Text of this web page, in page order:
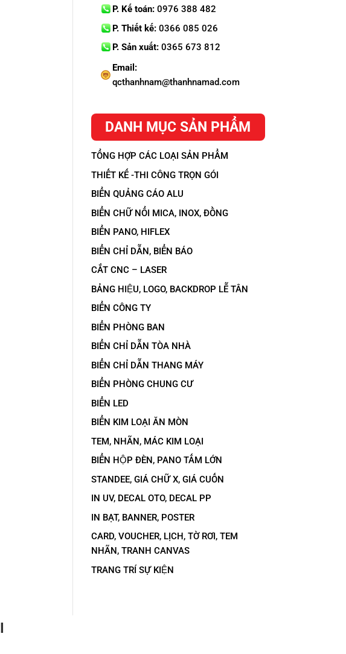
P. Kế toán:0976 388 482
P. Thiết kế:0366 085 026
P. Sản xuất:0365 673 812
Email:
qcthanhnam@thanhnamad.com
DANH MỤC SẢN PHẨM
TỔNG HỢP CÁC LOẠI SẢN PHẨM
THIẾT KẾ -THI CÔNG TRỌN GÓI
BIỂN QUẢNG CÁO ALU
BIỂN CHỮ NỔI MICA, INOX, ĐỒNG
BIỂN PANO, HIFLEX
BIỂN CHỈ DẪN, BIỂN BÁO
CẮT CNC – LASER
BẢNG HIỆU, LOGO, BACKDROP LỄ TÂN
BIỂN CÔNG TY
BIỂN PHÒNG BAN
BIỂN CHỈ DẪN TÒA NHÀ
BIỂN CHỈ DẪN THANG MÁY
BIỂN PHÒNG CHUNG CƯ
BIỂN LED
BIỂN KIM LOẠI ĂN MÒN
TEM, NHÃN, MÁC KIM LOẠI
BIỂN HỘP ĐÈN, PANO TẤM LỚN
STANDEE, GIÁ CHỮ X, GIÁ CUỐN
IN UV, DECAL OTO, DECAL PP
IN BẠT, BANNER, POSTER
CARD, VOUCHER, LỊCH, TỜ RƠI, TEM
NHÃN, TRANH CANVAS
TRANG TRÍ SỰ KIỆN